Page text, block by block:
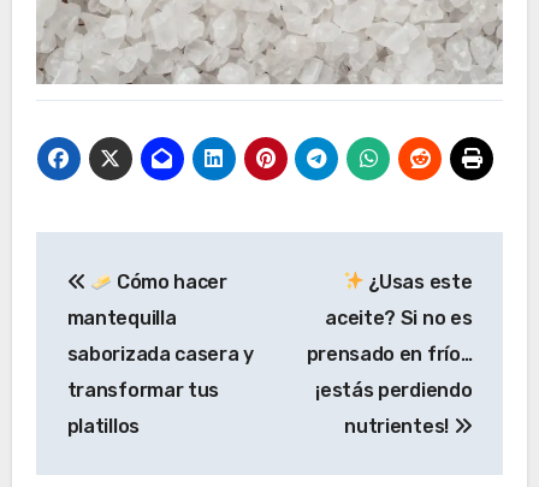
de
entradas
Cómo hacer
mantequilla
saborizada casera y
transformar tus
platillos
¿Usas este
aceite? Si no es
prensado en frío…
¡estás perdiendo
nutrientes!